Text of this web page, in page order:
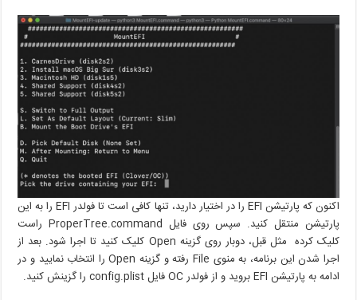
اکنون که پارتیشن EFI را در اختیار دارید، تنها کافی است تا فولدر EFI را به این
پارتیشن منتقل کنید. سپس روی فایل ProperTree.command راست
کلیک کرده مثل قبل، دوبار روی گزینه Open کلیک کنید تا اجرا شود. بعد از
اجرا شدن این برنامه، به منوی File رفته و گزینه Open را انتخاب نمایید و در
ادامه به پارتیشن EFI بروید و از فولدر OC فایل config.plist را گزینش کنید.